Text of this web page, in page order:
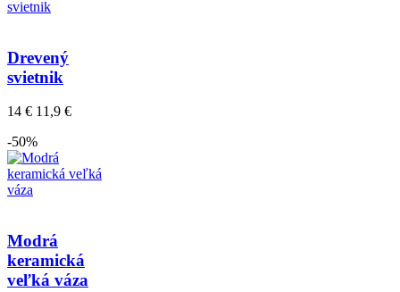
Drevený
svietnik
14 € 11,9 €
-50%
Modrá
keramická
veľká váza